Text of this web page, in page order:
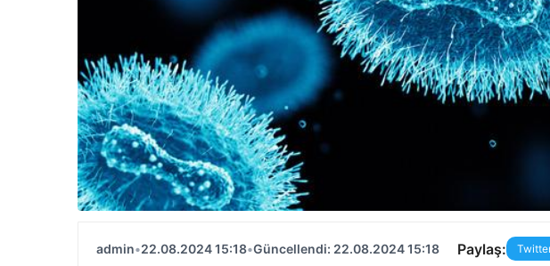
admin•22.08.2024 15:18•Güncellendi: 22.08.2024 15:18 Paylaş: